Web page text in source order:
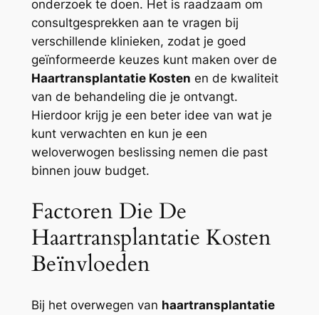
onderzoek te doen. Het is raadzaam om
consultgesprekken aan te vragen bij
verschillende klinieken, zodat je goed
geïnformeerde keuzes kunt maken over de
Haartransplantatie Kosten en de kwaliteit
van de behandeling die je ontvangt.
Hierdoor krijg je een beter idee van wat je
kunt verwachten en kun je een
weloverwogen beslissing nemen die past
binnen jouw budget.
Factoren Die De
Haartransplantatie Kosten
Beïnvloeden
Bij het overwegen van haartransplantatie